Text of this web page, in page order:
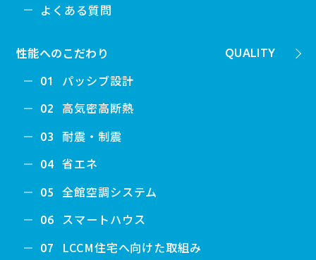
よくある質問
QUALITY
性能へのこだわり
01 パッシブ設計
02 高気密高断熱
03 耐震・制震
04 省エネ
05 全館空調システム
06 スマートハウス
07 LCCM住宅へ向けた取組み